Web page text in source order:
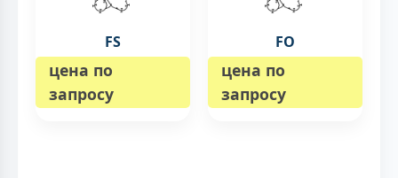
FS
цена по
запросу
FO
цена по
запросу